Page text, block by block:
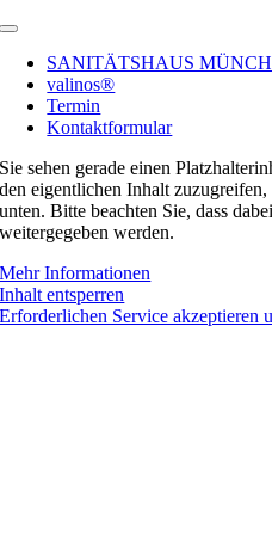
Toggle
NavigationSANITÄTSHAUS
valinos®
Termin
Kontaktformular
Sie sehen gerade einen
den eigentlichen Inhalt
unten. Bitte beachten Sie, dass
weitergegeben werden.
Mehr Informationen
Inhalt entsperren
Erforderlichen Service akzeptieren